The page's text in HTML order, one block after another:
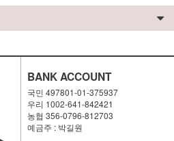
BANK ACCOUNT
국민 497801-01-375937
우리 1002-641-842421
농협 356-0796-812703
예금주 : 박길원